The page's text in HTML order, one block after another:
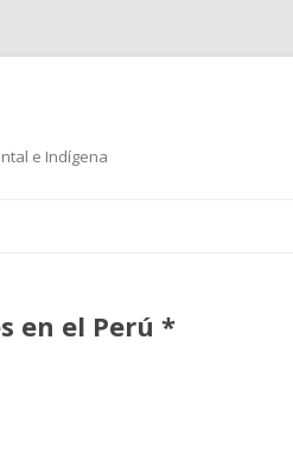
e Indígena
en el Perú *